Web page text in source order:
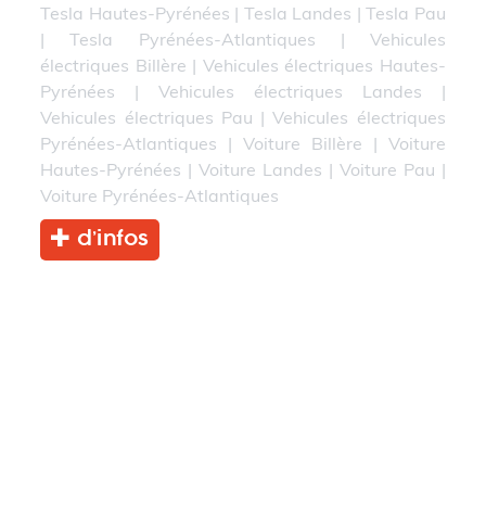
Tesla Hautes-Pyrénées | Tesla Landes |Tesla Pau
|Tesla Pyrénées-Atlantiques | Vehicules
électriques Billère | Vehicules électriques Hautes-
Pyrénées |Vehicules électriques Landes |
Vehicules électriques Pau |Vehicules électriques
Pyrénées-Atlantiques |Voiture Billère | Voiture
Hautes-Pyrénées |Voiture Landes | Voiture Pau |
Voiture Pyrénées-Atlantiques
d’infos